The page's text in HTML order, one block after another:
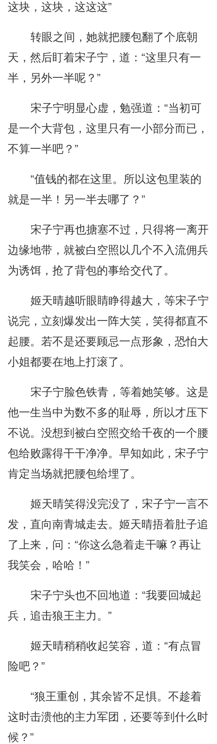
这块，这块，这这这”
转眼之间，她就把腰包翻了个底朝
天，然后盯着宋子宁，道：“这里只有一
半，另外一半呢？”
宋子宁明显心虚，勉强道：“当初可
是一个大背包，这里只有一小部分而已，
不算一半吧？”
“值钱的都在这里。所以这包里装的
就是一半！另一半去哪了？”
宋子宁再也搪塞不过，只得将一离开
边缘地带，就被白空照以几个不入流佣兵
为诱饵，抢了背包的事给交代了。
姬天晴越听眼睛睁得越大，等宋子宁
说完，立刻爆发出一阵大笑，笑得都直不
起腰。若不是还要顾忌一点形象，恐怕大
小姐都要在地上打滚了。
宋子宁脸色铁青，等着她笑够。这是
他一生当中为数不多的耻辱，所以才压下
不说。没想到被白空照交给千夜的一个腰
包给败露得干干净净。早知如此，宋子宁
肯定当场就把腰包给埋了。
姬天晴笑得没完没了，宋子宁一言不
发，直向南青城走去。姬天晴捂着肚子追
了上来，问：“你这么急着走干嘛？再让
我笑会，哈哈！”
宋子宁头也不回地道：“我要回城起
兵，追击狼王主力。”
姬天晴稍稍收起笑容，道：“有点冒
险吧？”
“狼王重创，其余皆不足惧。不趁着
这时击溃他的主力军团，还要等到什么时
候？”